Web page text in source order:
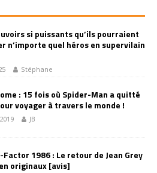
si puissants qu’ils pourraient
n’importe quel héros en supervilain
Stéphane
: 15 fois où Spider-Man a quitté
voyager à travers le monde !
JB
1986 : Le retour de Jean Grey
originaux [avis]